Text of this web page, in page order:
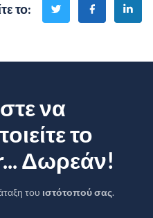
το:
να
το
Δωρεάν!
του ιστότοπού σας.